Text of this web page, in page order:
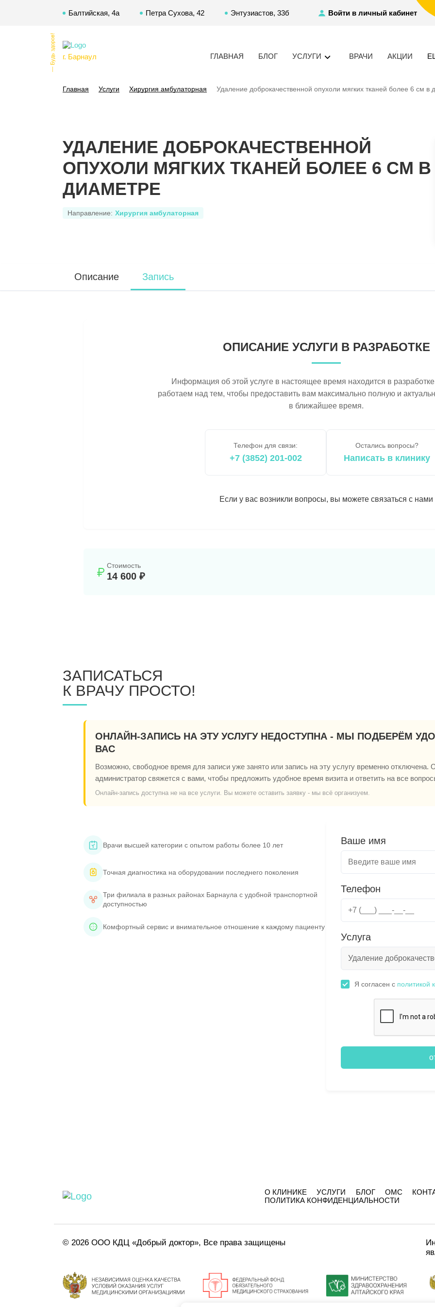
— Будь здоров! г. Барнаул ГЛАВНАЯ БЛОГ УСЛУГИ ВРАЧИ АКЦИИ
Балтийская, 4а Петра Сухова, 42 Энтузиастов, 33б Войти в личный кабинет
Главная Услуги Хирургия амбулаторная Удаление доброкачественной опухоли мягких тканей более 6 см в
УДАЛЕНИЕ ДОБРОКАЧЕСТВЕННОЙ
ОПУХОЛИ МЯГКИХ ТКАНЕЙ БОЛЕЕ 6 СМ В
ДИАМЕТРЕ
Направление: Хирургия амбулаторная
Описание Запись
ОПИСАНИЕ УСЛУГИ В РАЗРАБОТКЕ
Информация об этой услуге в настоящее время находится в
работаем над тем, чтобы предоставить вам максимально полную и
в ближайшее время.
Телефон для связи:
+7 (3852) 201-002
Остались вопросы?
Написать в клинику
Если у вас возникли вопросы, вы можете связаться с нами
Стоимость
14 600 ₽
ЗАПИСАТЬСЯ
К ВРАЧУ ПРОСТО!
ОНЛАЙН-ЗАПИСЬ НА ЭТУ УСЛУГУ НЕДОСТУПНА - МЫ ПОДБЕРЁМ
ВАС
Возможно, свободное время для записи уже занято или запись на эту услугу временно отключена.
администратор свяжется с вами, чтобы предложить удобное время визита и ответить на все
Онлайн-запись доступна не на все услуги. Вы можете оставить заявку - мы всё организуем.
Врачи высшей категории с опытом работы более 10 лет
Точная диагностика на оборудовании последнего поколения
Три филиала в разных районах Барнаула с удобной транспортной
доступностью
Комфортный сервис и внимательное отношение к каждому пациенту
Ваше имя
Телефон
Услуга
Я согласен с политикой
О КЛИНИКЕ УСЛУГИ БЛОГ ОМС
ПОЛИТИКА КОНФИДЕНЦИАЛЬНОСТИ
© 2026 ООО КДЦ «Добрый доктор», Все права защищены